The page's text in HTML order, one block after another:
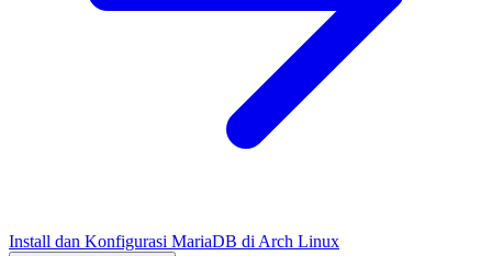
Install dan Konfigurasi MariaDB di Arch Linux